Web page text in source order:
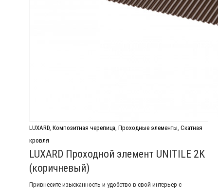
LUXARD, Композитная черепица, Проходные элементы, Скатная
кровля
LUXARD Проходной элемент UNITILE 2K
(коричневый)
Привнесите изысканность и удобство в свой интерьер с